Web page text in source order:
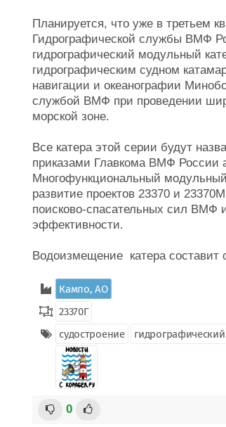
Планируется, что уже в третьем
Гидрографической службы ВМФ
гидрографический модульный
гидрографическим судном
навигации и океанографии
службой ВМФ при проведении
морской зоне.
Все катера этой серии будут
приказами Главкома ВМФ России
Многофункциональный модульный
развитие проектов 23370 и
поисково-спасательных сил ВМФ
эффективности.
Водоизмещение катера составит
Кампо, АО
23370Г
судостроение
0